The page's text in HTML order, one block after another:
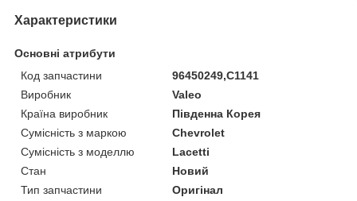
Характеристики
Основні атрибути
Код запчастини
96450249,C1141
Виробник
Valeo
Країна виробник
Південна Корея
Сумісність з маркою
Chevrolet
Сумісність з моделлю
Lacetti
Стан
Новий
Тип запчастини
Оригінал